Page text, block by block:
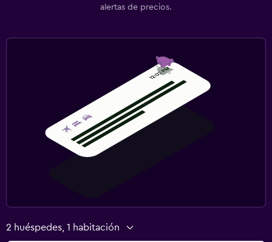
alertas de precios.
2 huéspedes, 1 habitación